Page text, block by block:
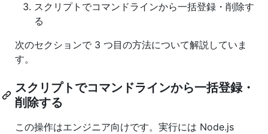
スクリプトでコマンドラインから一括登録・削除す
る
次のセクションで 3 つ目の方法について解説していま
す。
スクリプトでコマンドラインから一括登録・
削除する
この操作はエンジニア向けです。実行には Node.js